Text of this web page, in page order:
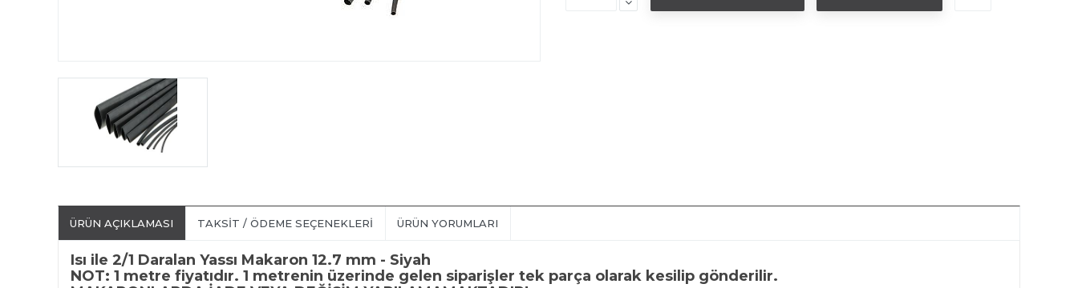
ÜRÜN AÇIKLAMASI TAKSIT / ÖDEME SEÇENEKLERI ÜRÜN YORUMLARI
Isı ile 2/1 Daralan Yassı Makaron 12.7 mm - Siyah
NOT: 1 metre fiyatıdır. 1 metrenin üzerinde gelen siparişler tek parça olarak kesilip gönderilir.